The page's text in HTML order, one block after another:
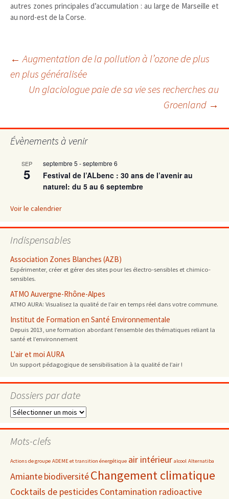
autres zones principales d’accumulation : au large de Marseille et
au nord-est de la Corse.
Navigation
des
articles
← Augmentation de la pollution à l’ozone de plus
en plus généralisée
Un glaciologue paie de sa vie ses recherches au
Groenland →
Évènements à venir
SEP
5
septembre 5 -septembre 6
Festival de l’ALbenc : 30 ans de l’avenir au
naturel: du 5 au 6 septembre
Voir le calendrier
Indispensables
Association Zones Blanches (AZB)
Expérimenter, créer et gérer des sites pour les électro-sensibles et chimico-
sensibles.
ATMO Auvergne-Rhône-Alpes
ATMO AURA: Visualisez la qualité de l’air en temps réel dans votre commune.
Institut de Formation en Santé Environnementale
Depuis 2013, une formation abordant l’ensemble des thématiques reliant la
santé et l’environnement
L'air et moi AURA
Un support pédagogique de sensibilisation à la qualité de l’air !
Dossiers par date
Dossiers
date
Mots-clefs
Actions de groupe ADEME et transition énergétique air intérieur alcool Alternatiba
AmiantebiodiversitéChangement climatique
Cocktails de pesticides Contamination radioactive